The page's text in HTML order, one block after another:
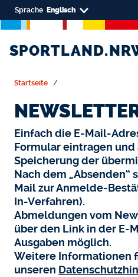
Sprache Englisch
Startseite
Einfach die E-Mail-
Formular eintragen
Speicherung der
Nach dem „Absenden“
Mail zur Anmelde-
In-Verfahren).
Abmeldungen vom
über den Link in der E-
Ausgaben möglich.
Weitere Informationen
unseren